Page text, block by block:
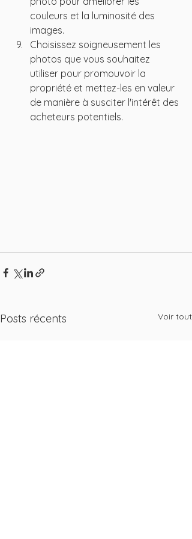
couleurs et la luminosité des
images.
Choisissez soigneusement les
photos que vous souhaitez
utiliser pour promouvoir la
propriété et mettez-les en valeur
de manière à susciter l'intérêt des
acheteurs potentiels.
Posts récents Voir tout